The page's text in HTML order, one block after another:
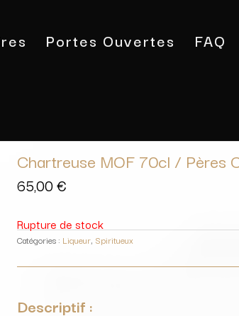
Portes Ouvertes FAQ
Chartreuse MOF 70cl / Pères
65,00€
Rupture de stock
Catégories : Liqueur, Spiritueux
Descriptif :